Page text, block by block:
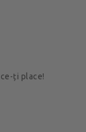
ți place!